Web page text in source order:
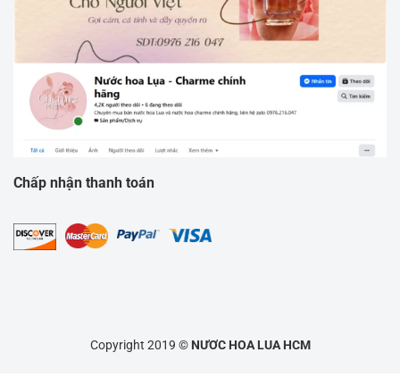
Chấp nhận thanh toán
Copyright 2019 © NƯƠC HOA LUA HCM